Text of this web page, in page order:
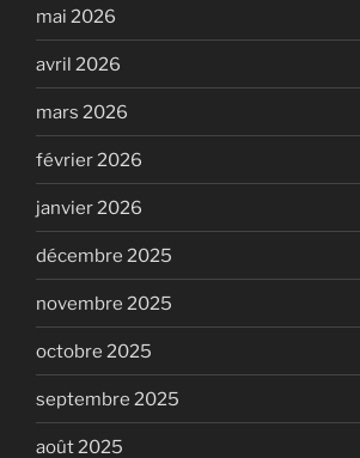
mai 2026
avril 2026
mars 2026
février 2026
janvier 2026
décembre 2025
novembre 2025
octobre 2025
septembre 2025
août 2025